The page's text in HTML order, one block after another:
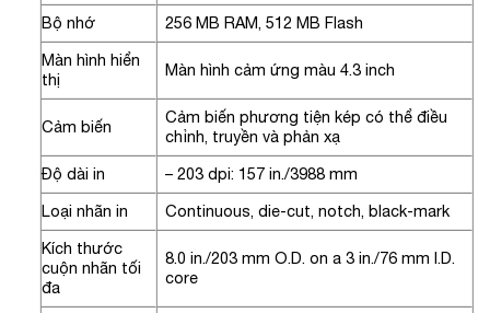
Bộ nhớ
256 MB RAM, 512 MB Flash
Màn hình hiển
thị
Màn hình cảm ứng màu 4.3 inch
Cảm biến
Cảm biến phương tiện kép có thể điều
chỉnh, truyền và phản xạ
Độ dài in
– 203 dpi: 157 in./3988 mm
Loại nhãn in
Continuous, die-cut, notch, black-mark
Kích thước
cuộn nhãn tối
đa
8.0 in./203 mm O.D. on a 3 in./76 mm I.D.
core